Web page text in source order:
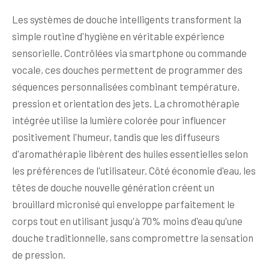
Les systèmes de douche intelligents transforment la
simple routine d'hygiène en véritable expérience
sensorielle. Contrôlées via smartphone ou commande
vocale, ces douches permettent de programmer des
séquences personnalisées combinant température,
pression et orientation des jets. La chromothérapie
intégrée utilise la lumière colorée pour influencer
positivement l'humeur, tandis que les diffuseurs
d'aromathérapie libèrent des huiles essentielles selon
les préférences de l'utilisateur. Côté économie d'eau, les
têtes de douche nouvelle génération créent un
brouillard micronisé qui enveloppe parfaitement le
corps tout en utilisant jusqu'à 70% moins d'eau qu'une
douche traditionnelle, sans compromettre la sensation
de pression.